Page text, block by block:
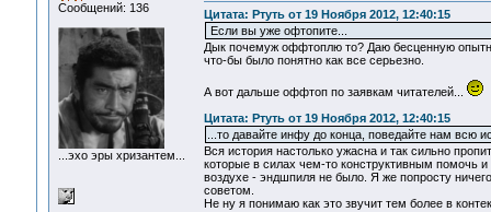
Сообщений: 136
...эхо эры хризантем...
Цитата: Ртуть от 19 Ноября 2012, 12:40:15
Если вы уже офтопите...
Дык почемуж оффтоплю то? Даю бесценную
что-бы было понятно как все серьезно.
А вот дальше оффтоп по заявкам читателей...
Цитата: Ртуть от 19 Ноября 2012, 12:40:15
...то давайте инфу до конца, поведайте нам всю
Вся история настолько ужасна и так сильно
которые в силах чем-то конструктивным помочь
воздухе - эндшпиля не было. Я же попросту
советом.
Не ну я понимаю как это звучит тем более в